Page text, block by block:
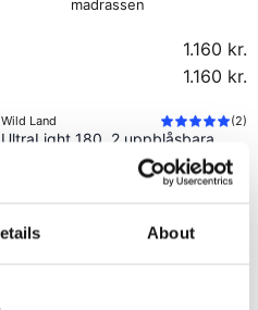
About
madrassen
1.160 kr.
1.160 kr.
Wild Land (2)
UltraLight 180, 2 uppblåsbara
madrasser med pump
Extra komfort i större
Placeras under